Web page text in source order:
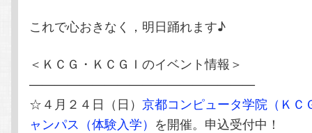
これで心おきなく，明日踊れます♪
＜ＫＣＧ・ＫＣＧＩのイベント情報＞
——————————————————
☆４月２４日（日）京都コンピュータ学院（ＫＣ
ャンパス（体験入学） を開催。申込受付中！